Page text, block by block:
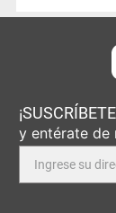
y entérate de